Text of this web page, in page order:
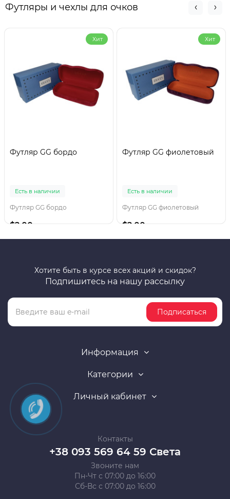
Футляры и чехлы для очков
Хит
Футляр GG бордо
Есть в наличии
Футляр GG бордо
$2.00
Хит
Футляр GG фиолетовый
Есть в наличии
Футляр GG фиолетовый
$2.00
Хотите быть в курсе всех акций и скидок?
Подпишитесь на нашу рассылку
Подписаться
Информация
Категории
Личный кабинет
Контакты
+38 093 569 64 59 Света
Звоните нам
Пн-Чт с 07:00 до 16:00
Сб-Вс с 07:00 до 16:00